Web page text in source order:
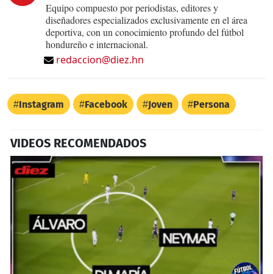
Equipo compuesto por periodistas, editores y
diseñadores especializados exclusivamente en el área
deportiva, con un conocimiento profundo del fútbol
hondureño e internacional.
redaccion@diez.hn
Instagram Facebook Joven Persona
VIDEOS RECOMENDADOS